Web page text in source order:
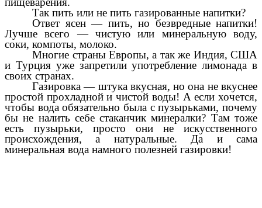
Так пить или не пить газированные напитки?
Ответ ясен — пить, но безвредные напитки!
Лучше всего — чистую или минеральную воду,
соки, компоты, молоко.
Многие страны Европы, а так же Индия, США
и Турция уже запретили употребление лимонада в
своих странах.
Газировка — штука вкусная, но она не вкуснее
простой прохладной и чистой воды! А если хочется,
чтобы вода обязательно была с пузырьками, почему
бы не налить себе стаканчик минералки? Там тоже
есть пузырьки, просто они не искусственного
происхождения, а натуральные. Да и сама
минеральная вода намного полезней газировки!